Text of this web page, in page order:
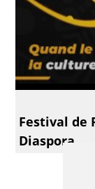
Festival de
Diaspora